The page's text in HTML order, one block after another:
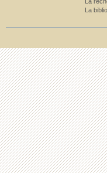
La
La